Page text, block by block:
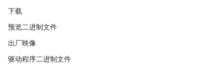
下载
预览二进制文件
出厂映像
驱动程序二进制文件